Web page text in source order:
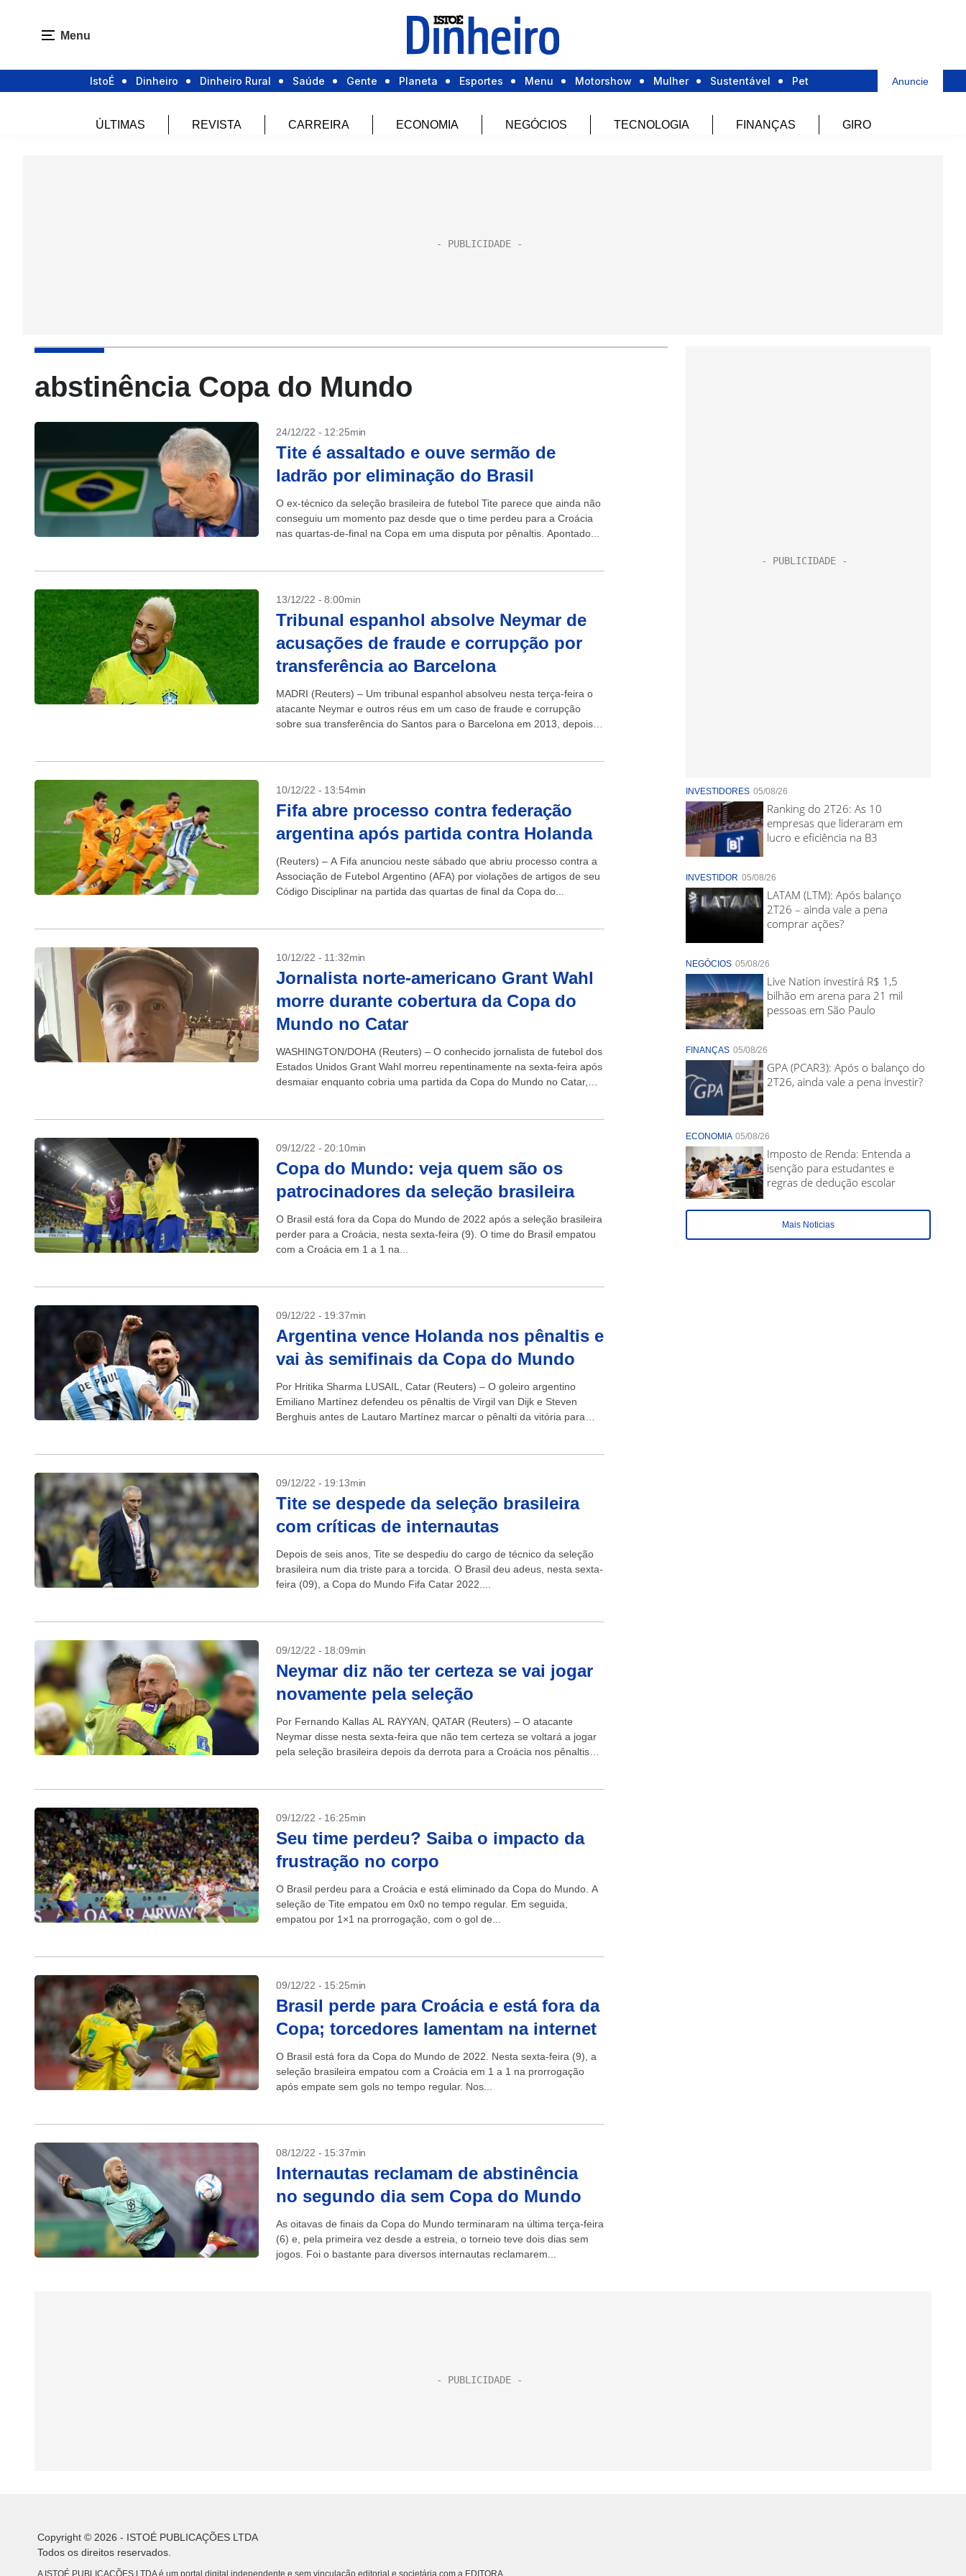
Menu
IstoÉ Dinheiro Dinheiro Rural Saúde Gente Planeta Esportes Menu Motorshow Mulher Sustentável Pet Anuncie
ÚLTIMAS REVISTA CARREIRA ECONOMIA NEGÓCIOS TECNOLOGIA FINANÇAS GIRO
abstinência Copa do Mundo
24/12/22 - 12:25min
Tite é assaltado e ouve sermão de
ladrão por eliminação do Brasil
O ex-técnico da seleção brasileira de futebol Tite parece que ainda não
conseguiu um momento paz desde que o time perdeu para a Croácia
nas quartas-de-final na Copa em uma disputa por pênaltis. Apontado...
13/12/22 - 8:00min
Tribunal espanhol absolve Neymar de
acusações de fraude e corrupção por
transferência ao Barcelona
MADRI (Reuters) – Um tribunal espanhol absolveu nesta terça-feira o
atacante Neymar e outros réus em um caso de fraude e corrupção
sobre sua transferência do Santos para o Barcelona em 2013, depois
10/12/22 - 13:54min
Fifa abre processo contra federação
argentina após partida contra Holanda
(Reuters) – A Fifa anunciou neste sábado que abriu processo contra a
Associação de Futebol Argentino (AFA) por violações de artigos de seu
Código Disciplinar na partida das quartas de final da Copa do...
10/12/22 - 11:32min
Jornalista norte-americano Grant Wahl
morre durante cobertura da Copa do
Mundo no Catar
WASHINGTON/DOHA (Reuters) – O conhecido jornalista de futebol dos
Estados Unidos Grant Wahl morreu repentinamente na sexta-feira após
desmaiar enquanto cobria uma partida da Copa do Mundo no Catar,
09/12/22 - 20:10min
Copa do Mundo: veja quem são os
patrocinadores da seleção brasileira
O Brasil está fora da Copa do Mundo de 2022 após a seleção brasileira
perder para a Croácia, nesta sexta-feira (9). O time do Brasil empatou
com a Croácia em 1 a 1 na...
09/12/22 - 19:37min
Argentina vence Holanda nos pênaltis e
vai às semifinais da Copa do Mundo
Por Hritika Sharma LUSAIL, Catar (Reuters) – O goleiro argentino
Emiliano Martínez defendeu os pênaltis de Virgil van Dijk e Steven
Berghuis antes de Lautaro Martínez marcar o pênalti da vitória para
09/12/22 - 19:13min
Tite se despede da seleção brasileira
com críticas de internautas
Depois de seis anos, Tite se despediu do cargo de técnico da seleção
brasileira num dia triste para a torcida. O Brasil deu adeus, nesta sexta-
feira (09), a Copa do Mundo Fifa Catar 2022....
09/12/22 - 18:09min
Neymar diz não ter certeza se vai jogar
novamente pela seleção
Por Fernando Kallas AL RAYYAN, QATAR (Reuters) – O atacante
Neymar disse nesta sexta-feira que não tem certeza se voltará a jogar
pela seleção brasileira depois da derrota para a Croácia nos pênaltis
09/12/22 - 16:25min
Seu time perdeu? Saiba o impacto da
frustração no corpo
O Brasil perdeu para a Croácia e está eliminado da Copa do Mundo. A
seleção de Tite empatou em 0x0 no tempo regular. Em seguida,
empatou por 1×1 na prorrogação, com o gol de...
09/12/22 - 15:25min
Brasil perde para Croácia e está fora da
Copa; torcedores lamentam na internet
O Brasil está fora da Copa do Mundo de 2022. Nesta sexta-feira (9), a
seleção brasileira empatou com a Croácia em 1 a 1 na prorrogação
após empate sem gols no tempo regular. Nos...
08/12/22 - 15:37min
Internautas reclamam de abstinência
no segundo dia sem Copa do Mundo
As oitavas de finais da Copa do Mundo terminaram na última terça-feira
(6) e, pela primeira vez desde a estreia, o torneio teve dois dias sem
jogos. Foi o bastante para diversos internautas reclamarem...
INVESTIDORES 05/08/26
Ranking do 2T26: As 10
empresas que lideraram em
lucro e eficiência na B3
INVESTIDOR 05/08/26
LATAM (LTM): Após balanço
2T26 – ainda vale a pena
comprar ações?
NEGÓCIOS 05/08/26
Live Nation investirá R$ 1,5
bilhão em arena para 21 mil
pessoas em São Paulo
FINANÇAS 05/08/26
GPA (PCAR3): Após o balanço do
2T26, ainda vale a pena investir?
ECONOMIA 05/08/26
Imposto de Renda: Entenda a
isenção para estudantes e
regras de dedução escolar
Mais Noticias
Copyright © 2026 - ISTOÉ PUBLICAÇÕES LTDA
Todos os direitos reservados.
A ISTOÉ PUBLICAÇÕES LTDA é um portal digital independente e sem vinculação editorial e societária com a EDITORA